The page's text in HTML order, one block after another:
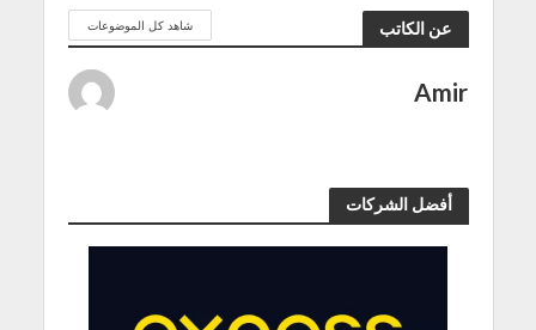
عن الكاتب شاهد كل الموضوعات
Amir
أفضل الشركات